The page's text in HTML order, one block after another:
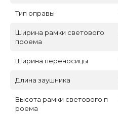
Тип оправы
Ширина рамки светового
проема
Ширина переносицы
Длина заушника
Высота рамки светового п
роема